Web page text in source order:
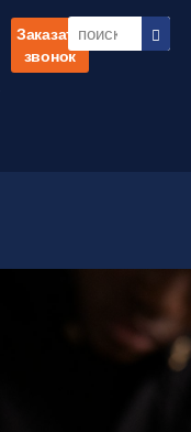
Заказать
звонок